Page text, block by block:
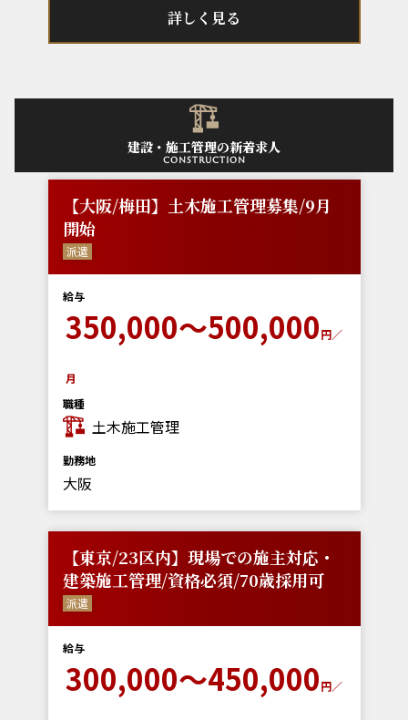
詳しく見る
建設・施工管理の新着求人
construction
【大阪/梅田】土木施工管理募集/9月
開始
派遣
給与
350,000～500,000円／
月
職種
土木施工管理
勤務地
大阪
【東京/23区内】現場での施主対応・
建築施工管理/資格必須/70歳採用可
派遣
給与
300,000～450,000円／